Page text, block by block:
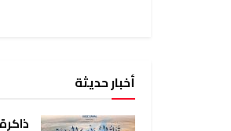
أخبار حديثة